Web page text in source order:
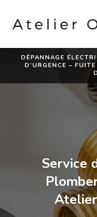
DÉPANNAGE
D’URGENCE –
Service